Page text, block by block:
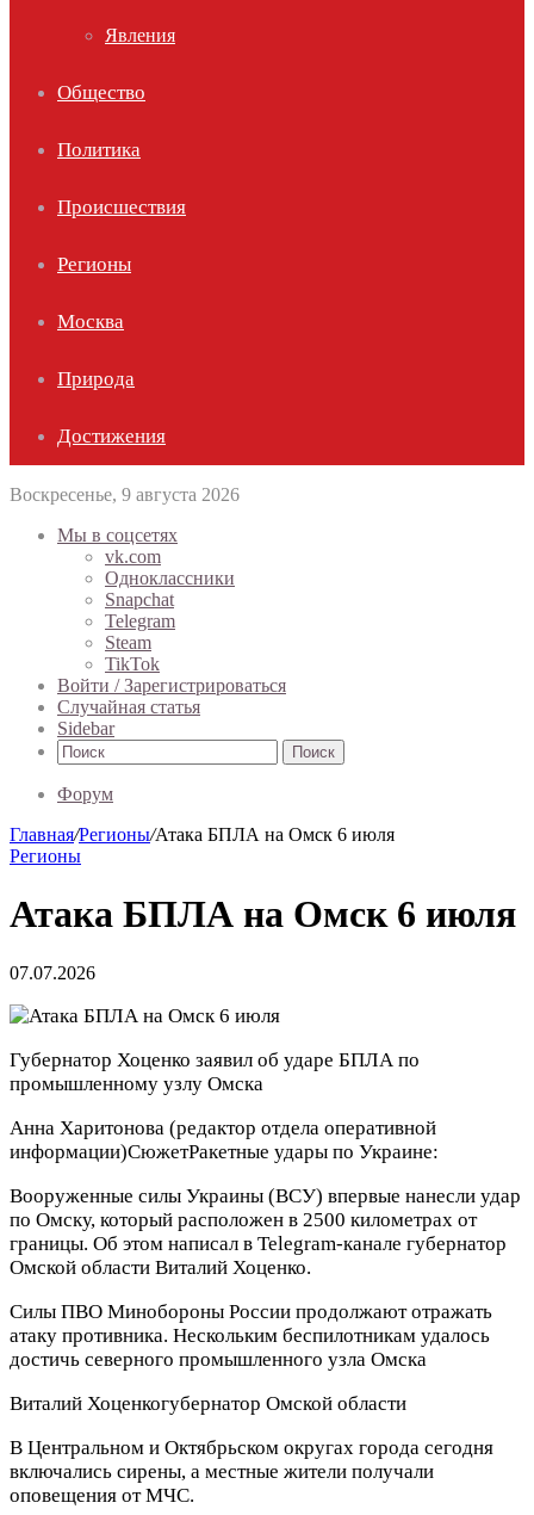
Явления
Общество
Политика
Происшествия
Регионы
Москва
Природа
Достижения
Воскресенье, 9 августа 2026
Мы в соцсетях
vk.com
Одноклассники
Snapchat
Telegram
Steam
TikTok
Войти / Зарегистрироваться
Случайная статья
Sidebar
Поиск
Форум
Главная/Регионы/Атака БПЛА на Омск 6 июля
Регионы
Атака БПЛА на Омск 6 июля
07.07.2026
Губернатор Хоценко заявил об ударе БПЛА по
промышленному узлу Омска
Анна Харитонова (редактор отдела оперативной
информации)СюжетРакетные удары по Украине:
Вооруженные силы Украины (ВСУ) впервые нанесли удар
по Омску, который расположен в 2500 километрах от
границы. Об этом написал в Telegram-канале губернатор
Омской области Виталий Хоценко.
Силы ПВО Минобороны России продолжают отражать
атаку противника. Нескольким беспилотникам удалось
достичь северного промышленного узла Омска
Виталий Хоценкогубернатор Омской области
В Центральном и Октябрьском округах города сегодня
включались сирены, а местные жители получали
оповещения от МЧС.